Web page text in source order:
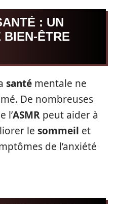
: UN
ÊTRE
santé mentale ne
De nombreuses
l’ASMR peut aider à
le sommeil et
de l’anxiété